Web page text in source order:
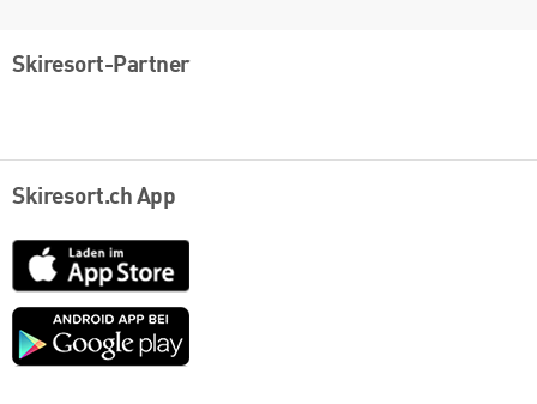
Skiresort-Partner
Skiresort.ch App
App
Store
Google